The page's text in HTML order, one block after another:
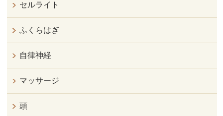
セルライト
ふくらはぎ
自律神経
マッサージ
頭